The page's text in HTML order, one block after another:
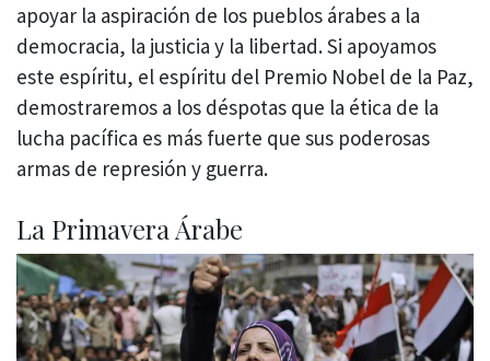
apoyar la aspiración de los pueblos árabes a la
democracia, la justicia y la libertad. Si apoyamos
este espíritu, el espíritu del Premio Nobel de la Paz,
demostraremos a los déspotas que la ética de la
lucha pacífica es más fuerte que sus poderosas
armas de represión y guerra.
La Primavera Árabe